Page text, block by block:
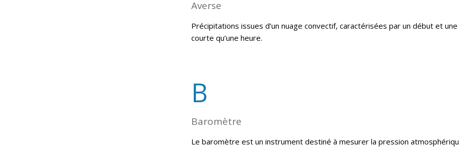
Averse
Précipitations issues d’un nuage convectif, caractérisées par un début et
courte qu’une heure.
B
Baromètre
Le baromètre est un instrument destiné à mesurer la pression